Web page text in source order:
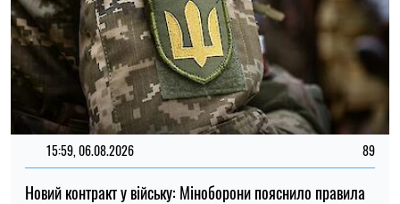
ОСТАННІ НОВИНИ
16:00
09.08.26
Син Байдена розповів про погіршення
стану здоров’я батька: хвороба
прогресує
09.08.26
Україні загрожує дефіцит води: які
області можуть зіткнутися з нестачею